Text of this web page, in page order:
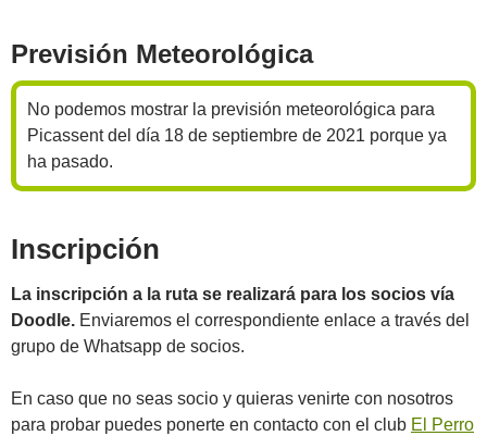
Previsión Meteorológica
No podemos mostrar la previsión meteorológica para
Picassent del día 18 de septiembre de 2021 porque ya
ha pasado.
Inscripción
La inscripción a la ruta se realizará para los socios vía
Doodle. Enviaremos el correspondiente enlace a través del
grupo de Whatsapp de socios.
En caso que no seas socio y quieras venirte con nosotros
para probar puedes ponerte en contacto con el club El Perro